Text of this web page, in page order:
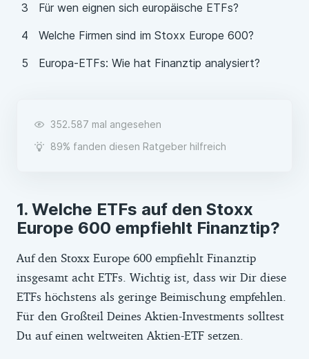
Für wen eignen sich europäische ETFs?
Welche Firmen sind im Stoxx Europe 600?
Europa-ETFs: Wie hat Finanztip analysiert?
352.587 mal angesehen
89% fanden diesen Ratgeber hilfreich
Welche ETFs auf den Stoxx
Europe 600 empfiehlt Finanztip?
Auf den Stoxx Europe 600 empfiehlt Finanztip
insgesamt acht ETFs. Wichtig ist, dass wir Dir diese
ETFs höchstens als geringe Beimischung empfehlen.
Für den Großteil Deines Aktien-Investments solltest
Du auf einen weltweiten Aktien-ETF setzen.